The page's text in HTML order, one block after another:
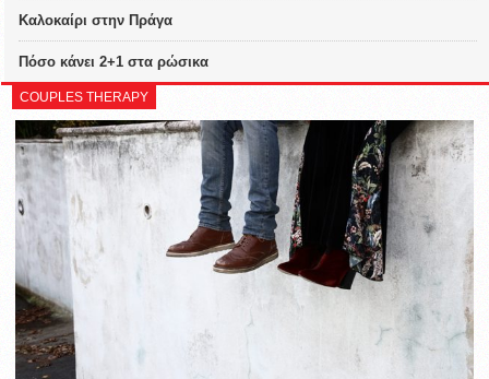
Καλοκαίρι στην Πράγα
Πόσο κάνει 2+1 στα ρώσικα
COUPLES THERAPY